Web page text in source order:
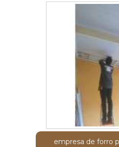
empresa de forro